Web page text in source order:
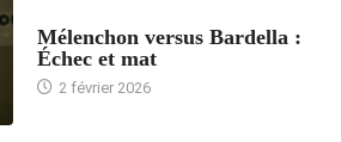
Mélenchon versus Bardella :
Échec et mat
2 février 2026